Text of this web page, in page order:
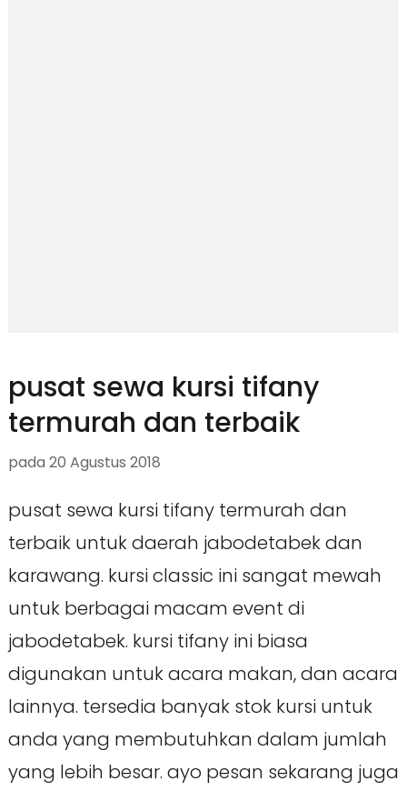
pusat sewa kursi tifany
termurah dan terbaik
pada 20 Agustus 2018
pusat sewa kursi tifany termurah dan
terbaik untuk daerah jabodetabek dan
karawang. kursi classic ini sangat mewah
untuk berbagai macam event di
jabodetabek. kursi tifany ini biasa
digunakan untuk acara makan, dan acara
lainnya. tersedia banyak stok kursi untuk
anda yang membutuhkan dalam jumlah
yang lebih besar. ayo pesan sekarang juga